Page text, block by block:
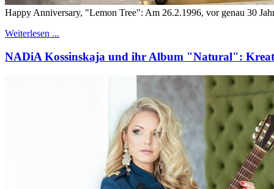
Happy Anniversary, "Lemon Tree": Am 26.2.1996, vor genau 30
Weiterlesen ...
NADiA Kossinskaja und ihr Album "Natural":